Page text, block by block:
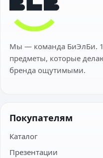
Мы — команда БиЭлБи.
предметы, которые
бренда ощутимыми.
Покупателям
Каталог
Презентации